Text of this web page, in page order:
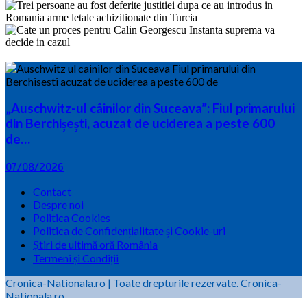
„Auschwitz-ul câinilor din Suceava”: Fiul primarului
din Berchișești, acuzat de uciderea a peste 600
de…
07/08/2026
Contact
Despre noi
Politica Cookies
Politica de Confidențialitate și Cookie-uri
Știri de ultimă oră România
Termeni și Condiții
Cronica-Nationala.ro | Toate drepturile rezervate.Cronica-